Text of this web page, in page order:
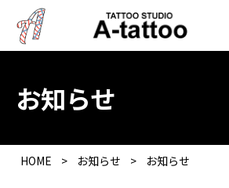
お知らせ
HOME > お知らせ > お知らせ